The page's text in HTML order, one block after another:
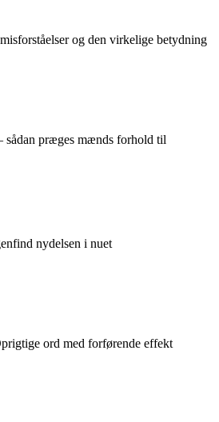
og den virkelige betydning
sådan præges mænds forhold til
nydelsen i nuet
ord med forførende effekt